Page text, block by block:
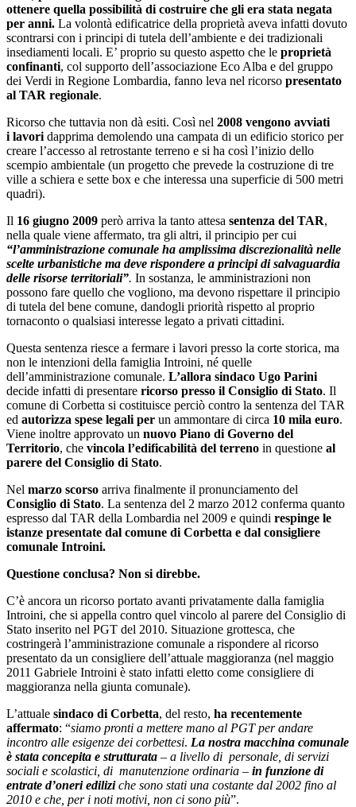
ottenere quella possibilità di costruire che gli era stata negata
per anni. La volontà edificatrice della proprietà aveva infatti dovuto
scontrarsi con i principi di tutela dell’ambiente e dei tradizionali
insediamenti locali. E’ proprio su questo aspetto che le proprietà
confinanti, col supporto dell’associazione Eco Alba e del gruppo
dei Verdi in Regione Lombardia, fanno leva nel ricorso presentato
al TAR regionale.
Ricorso che tuttavia non dà esiti. Così nel 2008 vengono avviati
i lavori dapprima demolendo una campata di un edificio storico per
creare l’accesso al retrostante terreno e si ha così l’inizio dello
scempio ambientale (un progetto che prevede la costruzione di tre
ville a schiera e sette box e che interessa una superficie di 500 metri
quadri).
Il 16 giugno 2009 però arriva la tanto attesa sentenza del TAR,
nella quale viene affermato, tra gli altri, il principio per cui
“l’amministrazione comunale ha amplissima discrezionalità nelle
scelte urbanistiche ma deve rispondere a principi di salvaguardia
delle risorse territoriali”. In sostanza, le amministrazioni non
possono fare quello che vogliono, ma devono rispettare il principio
di tutela del bene comune, dandogli priorità rispetto al proprio
tornaconto o qualsiasi interesse legato a privati cittadini.
Questa sentenza riesce a fermare i lavori presso la corte storica, ma
non le intenzioni della famiglia Introini, né quelle
dell’amministrazione comunale. L’allora sindaco Ugo Parini
decide infatti di presentare ricorso presso il Consiglio di Stato. Il
comune di Corbetta si costituisce perciò contro la sentenza del TAR
ed autorizza spese legali per un ammontare di circa 10 mila euro.
Viene inoltre approvato un nuovo Piano di Governo del
Territorio, che vincola l’edificabilità del terreno in questione al
parere del Consiglio di Stato.
Nel marzo scorso arriva finalmente il pronunciamento del
Consiglio di Stato. La sentenza del 2 marzo 2012 conferma quanto
espresso dal TAR della Lombardia nel 2009 e quindi respinge le
istanze presentate dal comune di Corbetta e dal consigliere
comunale Introini.
Questione conclusa? Non si direbbe.
C’è ancora un ricorso portato avanti privatamente dalla famiglia
Introini, che si appella contro quel vincolo al parere del Consiglio di
Stato inserito nel PGT del 2010. Situazione grottesca, che
costringerà l’amministrazione comunale a rispondere al ricorso
presentato da un consigliere dell’attuale maggioranza (nel maggio
2011 Gabriele Introini è stato infatti eletto come consigliere di
maggioranza nella giunta comunale).
L’attuale sindaco di Corbetta, del resto, ha recentemente
affermato: “siamo pronti a mettere mano al PGT per andare
incontro alle esigenze dei corbettesi. La nostra macchina comunale
è stata concepita e strutturata – a livello di personale, di servizi
sociali e scolastici, di manutenzione ordinaria – in funzione di
entrate d’oneri ediliziche sono stati una costante dal 2002 fino al
2010 e che, per i noti motivi, non ci sono più”.